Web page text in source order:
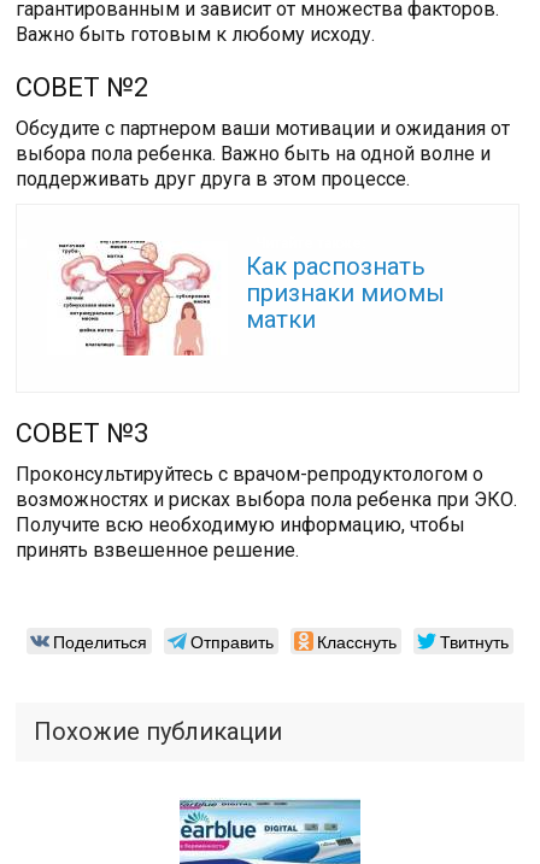
гарантированным и зависит от множества факторов.
Важно быть готовым к любому исходу.
СОВЕТ №2
Обсудите с партнером ваши мотивации и ожидания от
выбора пола ребенка. Важно быть на одной волне и
поддерживать друг друга в этом процессе.
Как распознать
признаки миомы
матки
СОВЕТ №3
Проконсультируйтесь с врачом-репродуктологом о
возможностях и рисках выбора пола ребенка при ЭКО.
Получите всю необходимую информацию, чтобы
принять взвешенное решение.
Поделиться Отправить Класснуть Твитнуть
Похожие публикации